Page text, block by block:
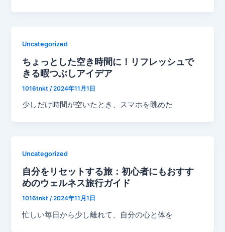
Uncategorized
ちょっとした空き時間に！リフレッシュで
きる暇つぶしアイデア
1016tnkt /2024年11月1日
少しだけ時間が空いたとき、スマホを眺めた
Uncategorized
自分をリセットする旅：初心者にもおすす
めのウェルネス旅行ガイド
1016tnkt/2024年11月1日
忙しい毎日から少し離れて、自分の心と体を